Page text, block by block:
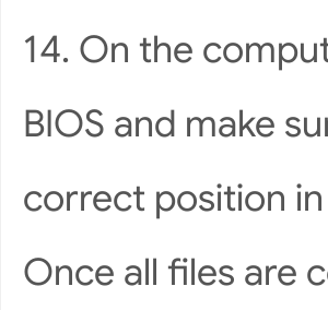
14. On the
BIOS and make
correct position
Once all files are